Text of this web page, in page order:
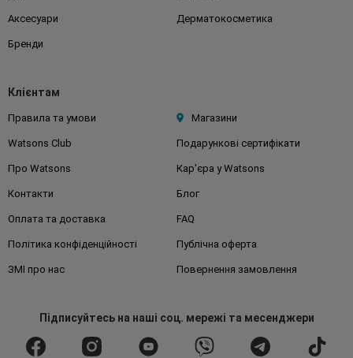
Аксесуари Дерматокосметика
Бренди
Клієнтам
Правила та умови Магазини
Watsons Club Подарункові сертифікати
Про Watsons Кар'єра у Watsons
Контакти Блог
Оплата та доставка FAQ
Політика конфіденційності Публічна оферта
ЗМІ про нас Повернення замовлення
Підписуйтесьна наші соц. мережі та месенджери